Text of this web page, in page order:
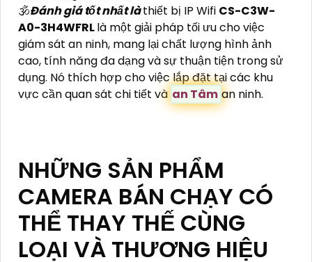
🕉️Đánh giá tốt nhất làthiết bị IP Wifi CS-C3W-
A0-3H4WFRLlà một giải pháp tối ưu cho việc
giám sát an ninh, mang lại chất lượng hình ảnh
cao, tính năng đa dạng và sự thuận tiện trong sử
dụng. Nó thích hợp cho việc lắp đặt tại các khu
vực cần quan sát chi tiết và an Tâm an ninh.
NHỮNG SẢN PHẨM
CAMERA BÁN CHẠY CÓ
THỂ THAY THẾ CÙNG
LOẠI VÀ THƯƠNG HIỆU